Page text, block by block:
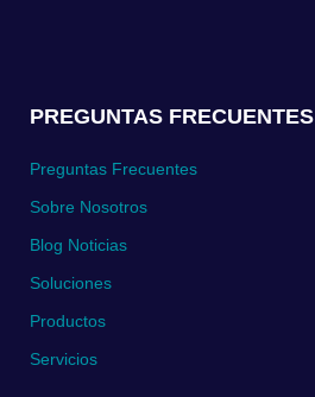
PREGUNTAS FRECUENTES
Preguntas Frecuentes
Sobre Nosotros
Blog Noticias
Soluciones
Productos
Servicios